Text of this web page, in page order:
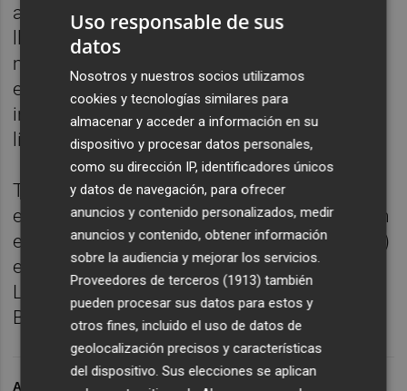
aprovechar al máximo la trazada exterior,
llegando a salirse de los límites de la pista,
motivo por el que la FIM ha introducido en
esta nueva temporada el doble piano para
intentar evitar que los pilotos rebasen los
límites establecidos.
Tras las tres primeras pruebas disputadas
en Catar, Argentina y Estados Unidos, lideran
el Mundial el español Marc Márquez (Honda)
en la categoría de MotoGP, el británico Sam
Lowes (Kalex) en Moto2 y el sudafricano
Brad Binder (KTM) en Moto3.
ARCHIVADO EN
Uso responsable de sus
datos
Nosotros y nuestros socios utilizamos
cookies y tecnologías similares para
almacenar y acceder a información en su
dispositivo y procesar datos personales,
como su dirección IP, identificadores únicos
y datos de navegación, para ofrecer
anuncios y contenido personalizados, medir
anuncios y contenido, obtener información
sobre la audiencia y mejorar los servicios.
Proveedores de terceros (1913) también
pueden procesar sus datos para estos y
otros fines, incluido el uso de datos de
geolocalización precisos y características
del dispositivo. Sus elecciones se aplican